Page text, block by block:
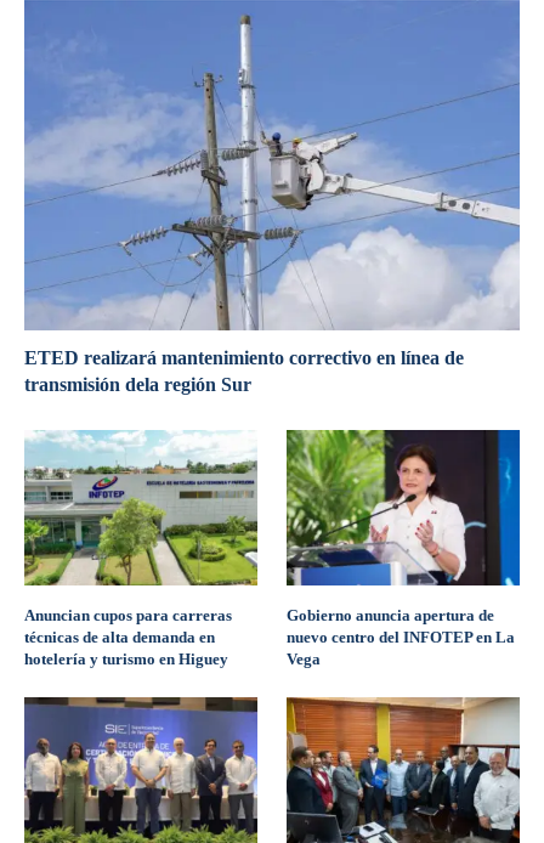
ETED realizará mantenimiento correctivo en línea de
transmisión dela región Sur
Anuncian cupos para carreras
técnicas de alta demanda en
hotelería y turismo en Higuey
Gobierno anuncia apertura de
nuevo centro del INFOTEP en La
Vega